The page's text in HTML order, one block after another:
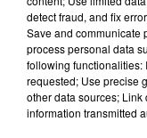
detect fraud, and fix
Save and communicate
process personal data
following functionalities:
requested; Use precise
other data sources;
information transmitted